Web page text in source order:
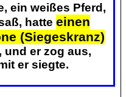
ein weißes Pferd,
hatte einen
(Siegeskranz)
und er zog aus,
er siegte.